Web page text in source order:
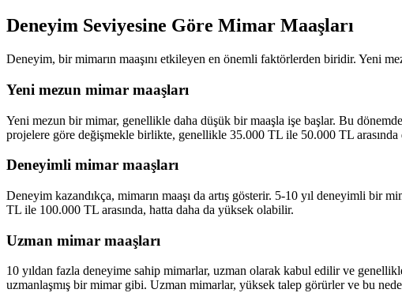
Deneyim Seviyesine Göre Mimar Maaşları
Deneyim, bir mimarın maaşını etkileyen en önemli faktörlerden biridir. Yeni
Yeni mezun mimar maaşları
Yeni mezun bir mimar, genellikle daha düşük bir maaşla işe başlar. Bu
projelere göre değişmekle birlikte, genellikle 35.000 TL ile 50.000 TL arasında
Deneyimli mimar maaşları
Deneyim kazandıkça, mimarın maaşı da artış gösterir. 5-10 yıl deneyimli bir
TL ile 100.000 TL arasında, hatta daha da yüksek olabilir.
Uzman mimar maaşları
10 yıldan fazla deneyime sahip mimarlar, uzman olarak kabul edilir ve
uzmanlaşmış bir mimar gibi. Uzman mimarlar, yüksek talep görürler ve bu